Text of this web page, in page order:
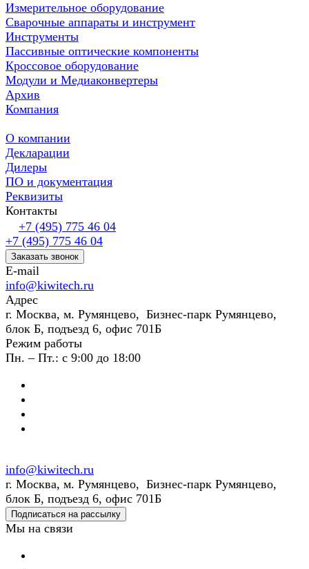
Измерительное оборудование
Сварочные аппараты и инструмент
Инструменты
Пассивные оптические компоненты
Кроссовое оборудование
Модули и Медиаконвертеры
Архив
Компания
О компании
Декларации
Дилеры
ПО и документация
Реквизиты
Контакты
+7 (495) 775 46 04
+7 (495) 775 46 04
Заказать звонок
E-mail
info@kiwitech.ru
Адрес
г. Москва, м. Румянцево, Бизнес-парк Румянцево,
блок Б, подъезд 6, офис 701Б
Режим работы
Пн. – Пт.: с 9:00 до 18:00
info@kiwitech.ru
г. Москва, м. Румянцево, Бизнес-парк Румянцево,
блок Б, подъезд 6, офис 701Б
Подписаться на рассылку
Мы на связи